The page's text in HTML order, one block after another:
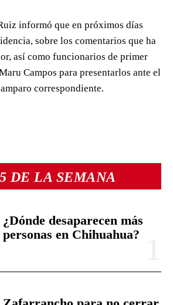
DE LA SEMANA
¿Dónde desaparecen más
personas en Chihuahua?
informó que en próximos días
sobre los comentarios que ha
así como funcionarios de primer
Campos para presentarlos ante el
correspondiente.